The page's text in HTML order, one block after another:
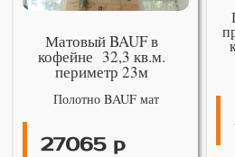
Матовый BAUF в
кофейне 32,3 кв.м.
периметр 23м
Полотно BAUF мат
27065 р